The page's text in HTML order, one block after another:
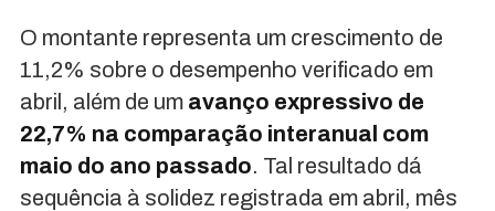
O montante representa um crescimento de
11,2% sobre o desempenho verificado em
abril, além de um avanço expressivo de
22,7% na comparação interanual com
maio do ano passado. Tal resultado dá
sequência à solidez registrada em abril, mês